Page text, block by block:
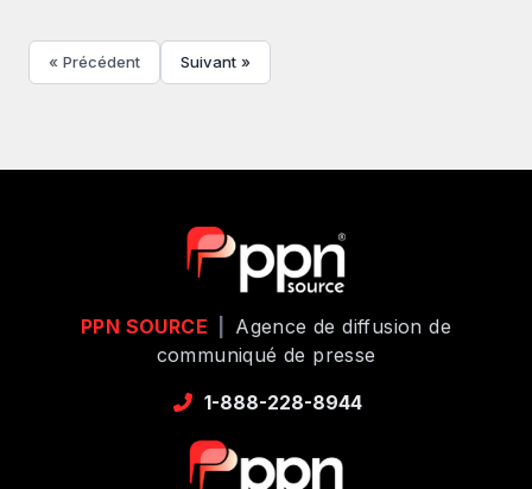
« Précédent Suivant »
PPN SOURCE
Agence de diffusion de
communiqué de presse
1-888-228-8944